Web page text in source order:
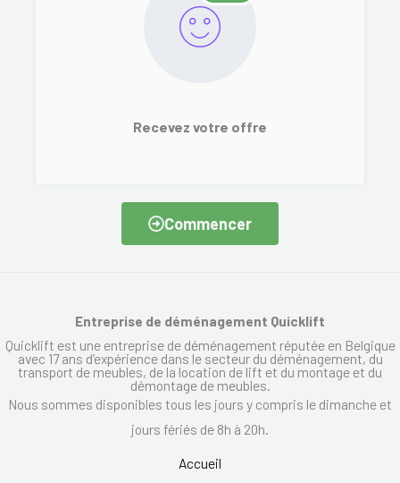
Recevez votre offre
Commencer
Entreprise de déménagement Quicklift
Quicklift est une entreprise de déménagement réputée en Belgique
avec 17 ans d’expérience dans le secteur du déménagement, du
transport de meubles, de la location de lift et du montage et du
démontage de meubles.
Nous sommes disponibles tous les jours y compris le dimanche et
jours fériés de 8h à 20h.
Accueil